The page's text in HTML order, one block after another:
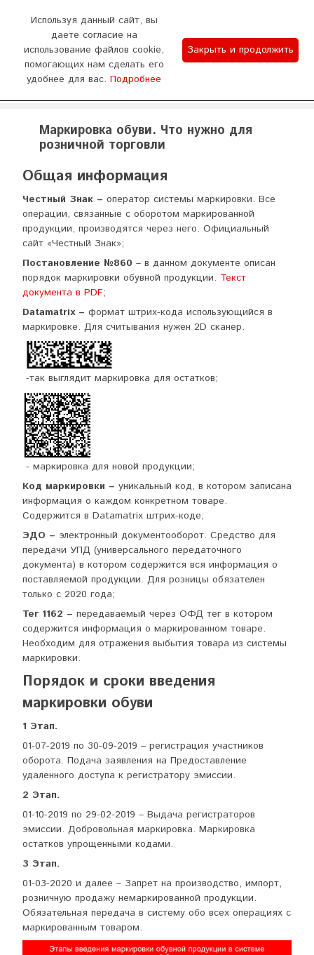
График работы
Отдел продаж 9:00-18:00 (пн - сб) Тех.поддержка
8:00-20:00 (без выходных)
WhatsApp
Маркировка обуви. Что нужно для
розничной торговли
Общая информация
Честный Знак – оператор системы маркировки. Все
операции, связанные с оборотом маркированной
продукции, производятся через него. Официальный
сайт «Честный Знак»;
Постановление №860 – в данном документе описан
порядок маркировки обувной продукции. Текст
документа в PDF;
Datamatrix – формат штрих-кода использующийся в
маркировке. Для считывания нужен 2D сканер.
-так выглядит маркировка для остатков;
- маркировка для новой продукции;
Код маркировки – уникальный код, в котором записана
информация о каждом конкретном товаре.
Содержится в Datamatrix штрих-коде;
ЭДО – электронный документооборот. Средство для
передачи УПД (универсального передаточного
документа) в котором содержится вся информация о
поставляемой продукции. Для розницы обязателен
только с 2020 года;
Тег 1162 – передаваемый через ОФД тег в котором
содержится информация о маркированном товаре.
Необходим для отражения выбытия товара из системы
маркировки.
Порядок и сроки введения
маркировки обуви
1 Этап.
01-07-2019 по 30-09-2019 – регистрация участников
оборота. Подача заявления на Предоставление
удаленного доступа к регистратору эмиссии.
2 Этап.
01-10-2019 по 29-02-2019 – Выдача регистраторов
эмиссии. Добровольная маркировка. Маркировка
остатков упрощенными кодами.
3 Этап.
01-03-2020 и далее – Запрет на производство, импорт,
розничную продажу немаркированной продукции.
Обязательная передача в систему обо всех операциях с
маркированным товаром.
Используя данный сайт, вы
даете согласие на
использование файлов cookie,
помогающих нам сделать его
удобнее для вас. Подробнее
Закрыть и продолжить